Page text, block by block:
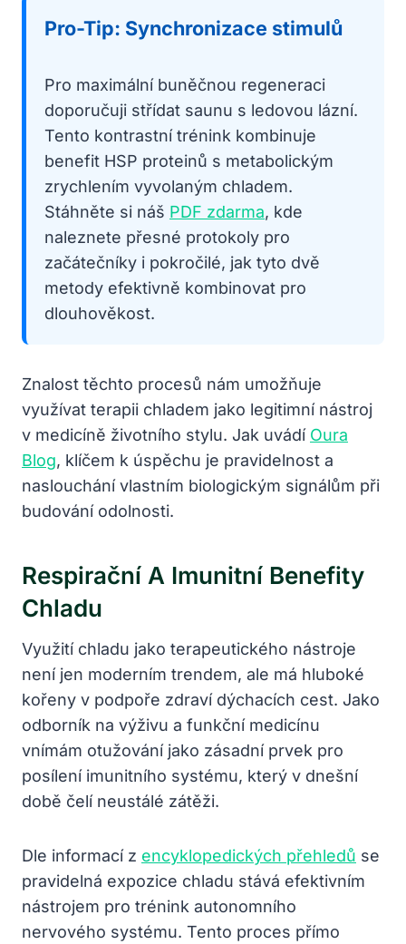
Pro-Tip: Synchronizace stimulů
Pro maximální buněčnou regeneraci
doporučuji střídat saunu s ledovou lázní.
Tento kontrastní trénink kombinuje
benefit HSP proteinů s metabolickým
zrychlením vyvolaným chladem.
Stáhněte si náš PDF zdarma, kde
naleznete přesné protokoly pro
začátečníky i pokročilé, jak tyto dvě
metody efektivně kombinovat pro
dlouhověkost.
Znalost těchto procesů nám umožňuje
využívat terapii chladem jako legitimní nástroj
v medicíně životního stylu. Jak uvádí Oura
Blog, klíčem k úspěchu je pravidelnost a
naslouchání vlastním biologickým signálům při
budování odolnosti.
Respirační A Imunitní Benefity
Chladu
Využití chladu jako terapeutického nástroje
není jen moderním trendem, ale má hluboké
kořeny v podpoře zdraví dýchacích cest. Jako
odborník na výživu a funkční medicínu
vnímám otužování jako zásadní prvek pro
posílení imunitního systému, který v dnešní
době čelí neustálé zátěži.
Dle informací z encyklopedických přehledů se
pravidelná expozice chladu stává efektivním
nástrojem pro trénink autonomního
nervového systému. Tento proces přímo